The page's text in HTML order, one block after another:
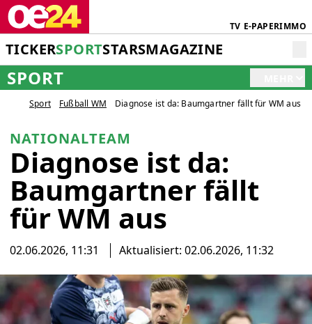
TV E-PAPERIMMO
TICKERSPORTSTARSMAGAZINE
SPORT
Sport Fußball WM Diagnose ist da: Baumgartner fällt für WM aus
NATIONALTEAM
Diagnose ist da:
Baumgartner fällt
für WM aus
02.06.2026, 11:31 Aktualisiert: 02.06.2026, 11:32